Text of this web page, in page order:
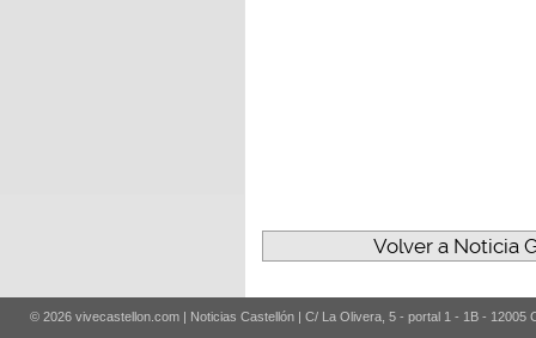
Volver a Noticia
© 2026 vivecastellon.com | Noticias Castellón | C/ La Olivera, 5 - portal 1 - 1B - 12005